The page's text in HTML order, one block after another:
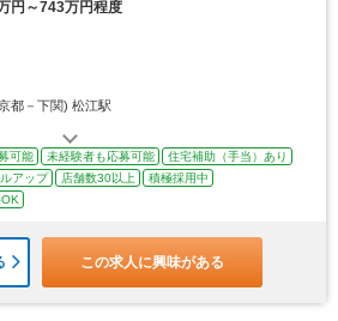
円～743万円程度
都－下関) 松江駅
可能 未経験者も応募可能
住宅補助（手当）あり
アップ 店舗数30以上
積極採用中
この求人に興味がある